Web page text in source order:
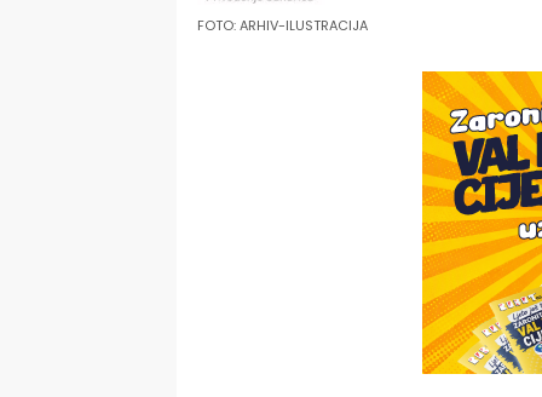
FOTO: ARHIV-ILUSTRACIJA